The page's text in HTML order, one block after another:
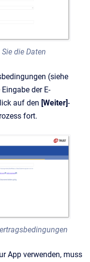
die Daten
(siehe
Eingabe der E-
auf den [Weiter]-
fort.
App verwenden, muss